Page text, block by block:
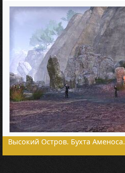
Высокий Остров. Бухта Аменоса.